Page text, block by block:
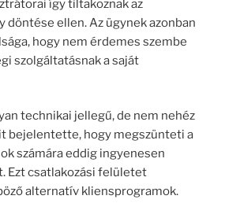
így tiltakoznak az
döntése ellen. Az ügynek azonban
hogy nem érdemes szembe
szolgáltatásnak a saját
technikai jellegű, de nem nehéz
bejelentette, hogy megszünteti a
számára eddig ingyenesen
Ezt csatlakozási felületet
alternatív kliensprogramok.